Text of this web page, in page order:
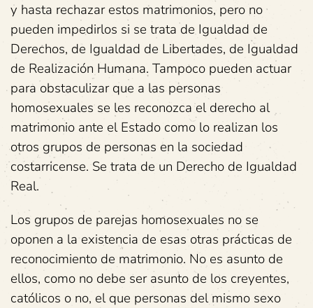
y hasta rechazar estos matrimonios, pero no
pueden impedirlos si se trata de Igualdad de
Derechos, de Igualdad de Libertades, de Igualdad
de Realización Humana. Tampoco pueden actuar
para obstaculizar que a las personas
homosexuales se les reconozca el derecho al
matrimonio ante el Estado como lo realizan los
otros grupos de personas en la sociedad
costarricense. Se trata de un Derecho de Igualdad
Real.
Los grupos de parejas homosexuales no se
oponen a la existencia de esas otras prácticas de
reconocimiento de matrimonio. No es asunto de
ellos, como no debe ser asunto de los creyentes,
católicos o no, el que personas del mismo sexo